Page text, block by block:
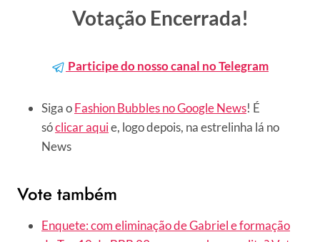
Votação Encerrada!
Participe do nosso canal no Telegram
Siga oFashion Bubbles no Google News! É
sóclicar aquie, logo depois, na estrelinha lá no
News
Vote também
Enquete: com eliminação de Gabriel e formação